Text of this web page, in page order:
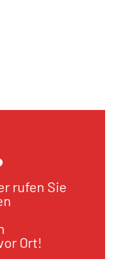
rufen Sie
Ort!